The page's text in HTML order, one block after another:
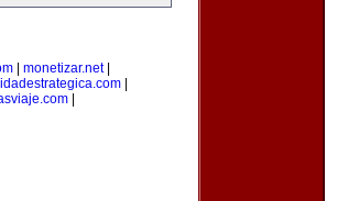
monetizar.net|
|